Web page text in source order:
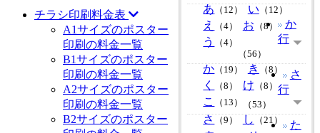
あ （12） い （12）
え （4） お （8）
う （4）
か
行
（56）
か （19） き （8）
く （8） け （8）
こ （13）
さ
行
（53）
さ （9） し （21） た
チラシ印刷料金表
A1サイズのポスター
印刷の料金一覧
B1サイズのポスター
印刷の料金一覧
A2サイズのポスター
印刷の料金一覧
B2サイズのポスター